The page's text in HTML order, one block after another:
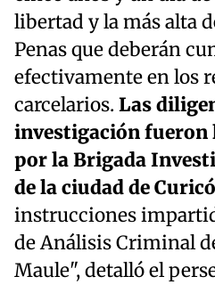
libertad y la más alta
Penas que deberán
efectivamente en los
carcelarios. Las
investigación fueron
por la Brigada
de la ciudad de
instrucciones
de Análisis Criminal
Maule", detalló el